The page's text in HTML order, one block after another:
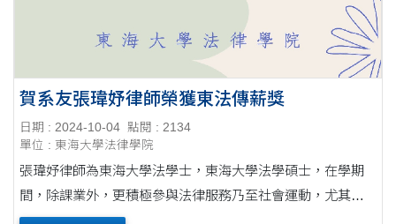
賀系友張瑋妤律師榮獲東法傳薪獎
日期 : 2024-10-04 點閱 : 2134
單位 : 東海大學法律學院
張瑋妤律師為東海大學法學士，東海大學法學碩士，在學期
間，除課業外，更積極參與法律服務乃至社會運動，尤其在
婦女暨兒童保護、性別平等以及霸凌防治等議題注力頗深，